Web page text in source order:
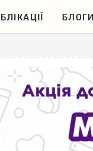
БЛОГИ